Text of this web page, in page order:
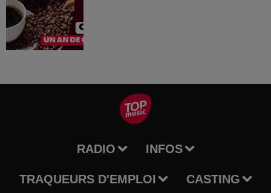
RADIO INFOS
TRAQUEURS D'EMPLOI CASTING